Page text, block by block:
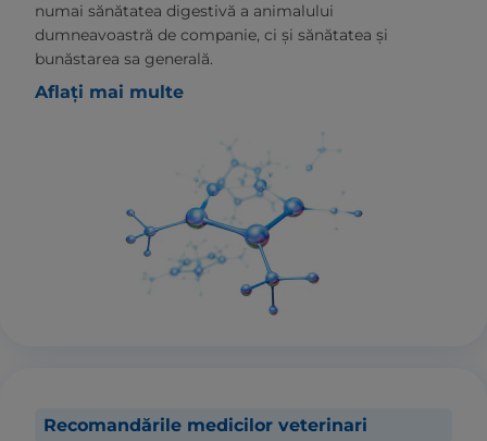
numai sănătatea digestivă a animalului
dumneavoastră de companie, ci și sănătatea și
bunăstarea sa generală.
Aflați mai multe
Recomandările medicilor veterinari